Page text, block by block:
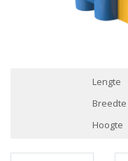
Lengte
Breedte
Hoogte